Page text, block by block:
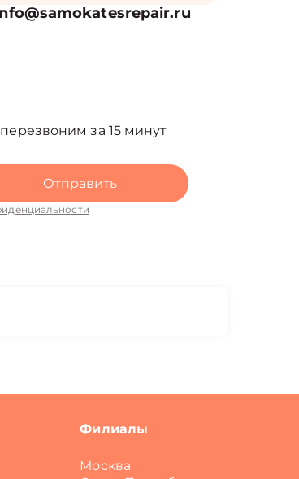
за 15 минут
Отправить
Филиалы
Москва